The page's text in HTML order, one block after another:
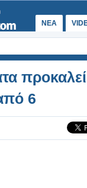
ΝΕΑ
6